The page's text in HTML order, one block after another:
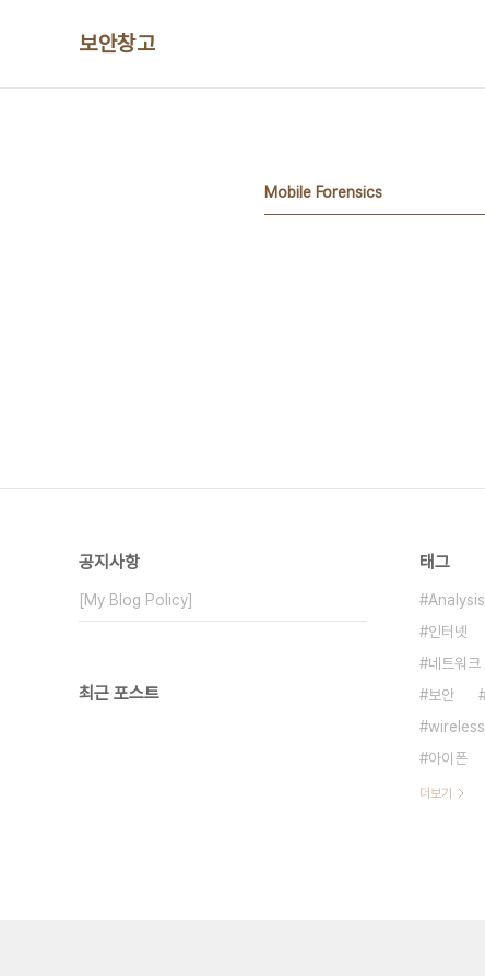
보안창고
Mobile Forensics
공지사항
[My Blog Policy]
최근 포스트
태그
Analysis
인터넷
네트워크
보안
wireless
아이폰
더보기